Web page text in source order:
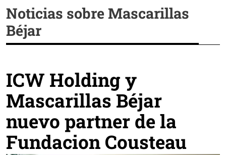
Noticias sobre Mascarillas
Béjar
ICW Holding y
Mascarillas Béjar
nuevo partner de la
Fundacion Cousteau